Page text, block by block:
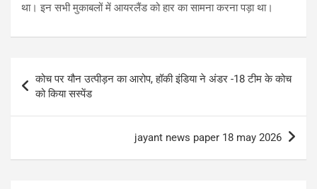
था। इन सभी मुकाबलों में आयरलैंड को हार का सामना करना पड़ा था।
Post
navigation
कोच पर यौन उत्पीड़न का आरोप, हॉकी इंडिया ने अंडर -18 टीम के कोच
को किया सस्पेंड
jayant news paper 18 may 2026